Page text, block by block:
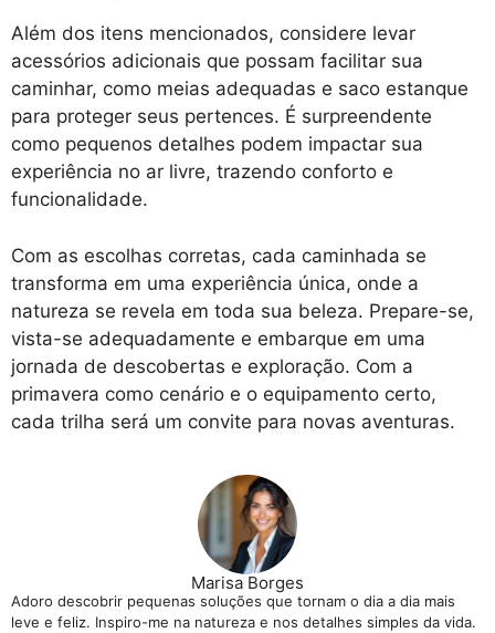
Além dos itens mencionados, considere levar
acessórios adicionais que possam facilitar sua
caminhar, como meias adequadas e saco estanque
para proteger seus pertences. É surpreendente
como pequenos detalhes podem impactar sua
experiência no ar livre, trazendo conforto e
funcionalidade.
Com as escolhas corretas, cada caminhada se
transforma em uma experiência única, onde a
natureza se revela em toda sua beleza. Prepare-se,
vista-se adequadamente e embarque em uma
jornada de descobertas e exploração. Com a
primavera como cenário e o equipamento certo,
cada trilha será um convite para novas aventuras.
Marisa Borges
Adoro descobrir pequenas soluções que tornam o dia a dia mais
leve e feliz. Inspiro-me na natureza e nos detalhes simples da vida.